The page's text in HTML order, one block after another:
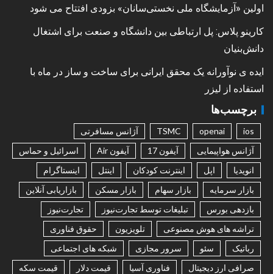
اولین «آزمایشگاه ملی نخستی‌سانان» بزودی افتتاح می شود
کارینو پلاس: پل ارتباطی بین دانشگاه و صنعت برای اشتغال
دانش‌بنیان
ایده ی نوآورانه یک محقق ایرانی برای ساخت و ساز در ماه با
استفاده از لیزر
برچسب‌ها
ios
openai
TSMC
آژانس مسافرتی
آژانس هواپیمایی
آیفون 17 آیفون Air
اسرائیل و حماس
انویدیا
اپل اینترنت کودکان اینتل
اینستاگرام
بازار سرمایه
بازار سهام بازار مسکن
بازاریابی آنلاین
بازدهی بورس
تبلیغات توسط تجارت‌نیوز
تجارت‌نیوز
تراشه های هوش مصنوعی
تلویزیون
حقوق فناوری
رباتیک
سئو سرور مجازی
شبکه های اجتماعی
صرافی ارز دیجیتال
فناوری آسیا قیمت دلار
قیمت سکه